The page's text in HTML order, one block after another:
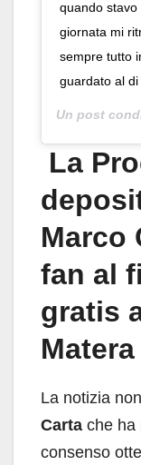
quando
giornata mi
sempre tutto
guardato al di
Un post
La
Marco
fan al
gratis
Matera
La notizia
Carta che ha
consenso